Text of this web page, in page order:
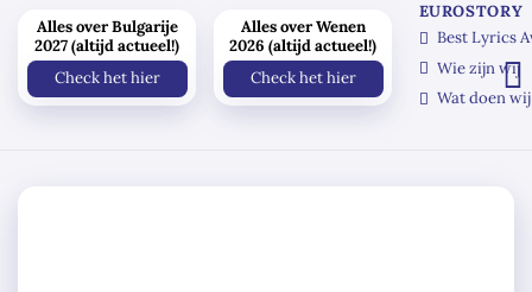
Alles over Bulgarije
2027 (altijd actueel!)
Check het hier
Alles over Wenen
2026 (altijd actueel!)
Check het hier
EUROSTORY
Best Lyrics
Wie zijn wij
Wat doen wij